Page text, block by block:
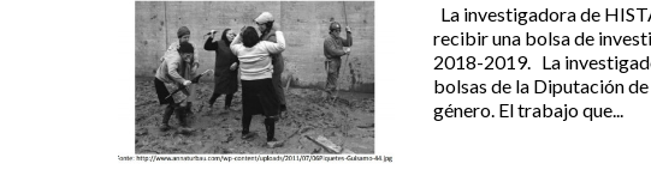
La investigadora de
recibir una bolsa de
2018-2019. La
bolsas de la Diputación
género. El trabajo que...